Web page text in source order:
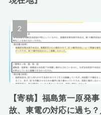
【寄稿】福島第一原発事
故、東電の対応に過ち？